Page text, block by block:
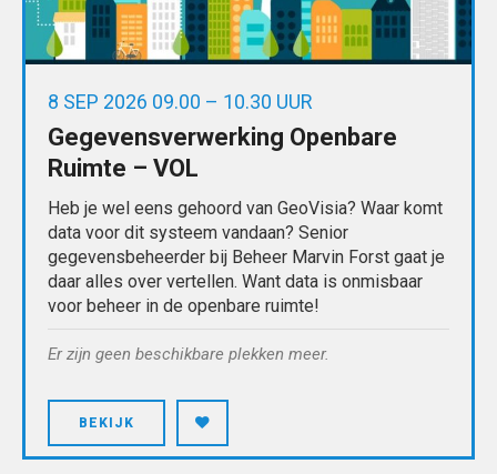
8 SEP 2026 09.00 – 10.30 UUR
Gegevensverwerking Openbare
Ruimte – VOL
Heb je wel eens gehoord van GeoVisia? Waar komt
data voor dit systeem vandaan? Senior
gegevensbeheerder bij Beheer Marvin Forst gaat je
daar alles over vertellen. Want data is onmisbaar
voor beheer in de openbare ruimte!
Er zijn geen beschikbare plekken meer.
BEKIJK